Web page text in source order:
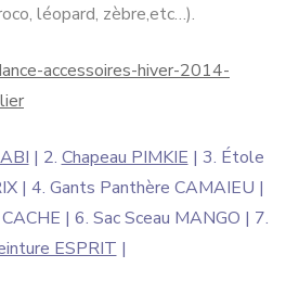
léopard, zèbre,etc…).
| 2. Chapeau PIMKIE | 3. Étole
| 4. Gants Panthère CAMAIEU |
| 6. Sac Sceau MANGO | 7.
ESPRIT |